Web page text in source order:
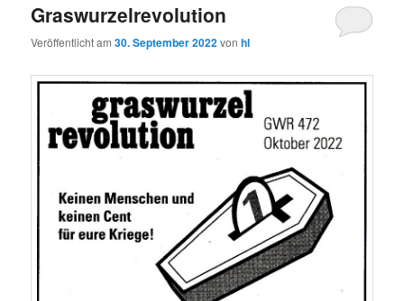
Graswurzelrevolution
Veröffentlicht am30. September 2022vonhl